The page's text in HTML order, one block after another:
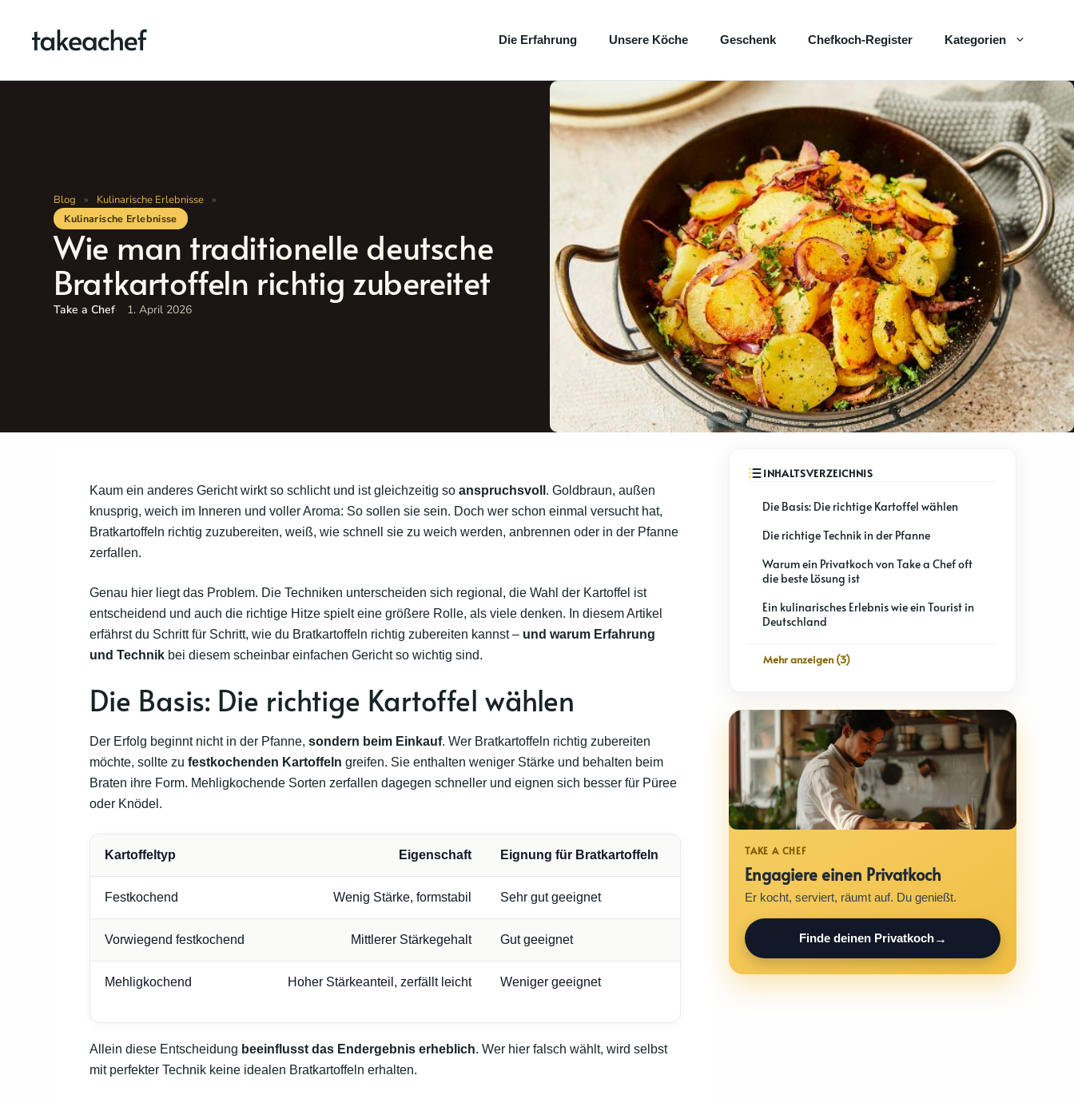
springen
Die Erfahrung Unsere Köche Geschenk Chefkoch-Register Kategorien
Blog » Kulinarische Erlebnisse »
Kulinarische Erlebnisse
Wie man traditionelle deutsche
Bratkartoffeln richtig zubereitet
Take a Chef 1. April 2026
Kaum ein anderes Gericht wirkt so schlicht und ist gleichzeitig so anspruchsvoll . Goldbraun, außen
knusprig, weich im Inneren und voller Aroma: So sollen sie sein. Doch wer schon einmal versucht hat,
Bratkartoffeln richtig zuzubereiten, weiß, wie schnell sie zu weich werden, anbrennen oder in der Pfanne
zerfallen.
Genau hier liegt das Problem. Die Techniken unterscheiden sich regional, die Wahl der Kartoffel ist
entscheidend und auch die richtige Hitze spielt eine größere Rolle, als viele denken. In diesem Artikel
erfährst du Schritt für Schritt, wie du Bratkartoffeln richtig zubereiten kannst – und warum Erfahrung
und Technik bei diesem scheinbar einfachen Gericht so wichtig sind.
Die Basis: Die richtige Kartoffel wählen
Der Erfolg beginnt nicht in der Pfanne, sondern beim Einkauf. Wer Bratkartoffeln richtig zubereiten
möchte, sollte zu festkochenden Kartoffeln greifen. Sie enthalten weniger Stärke und behalten beim
Braten ihre Form. Mehligkochende Sorten zerfallen dagegen schneller und eignen sich besser für Püree
oder Knödel.
Kartoffeltyp Eigenschaft Eignung für Bratkartoffeln
Festkochend Wenig Stärke, formstabil Sehr gut geeignet
Vorwiegend festkochend Mittlerer Stärkegehalt Gut geeignet
Mehligkochend Hoher Stärkeanteil, zerfällt leicht Weniger geeignet
Allein diese Entscheidung beeinflusst das Endergebnis erheblich. Wer hier falsch wählt, wird selbst
mit perfekter Technik keine idealen Bratkartoffeln erhalten.
Die Basis: Die richtige Kartoffel wählen
Die richtige Technik in der Pfanne
Warum ein Privatkoch von Take a Chef oft
die beste Lösung ist
​​Ein kulinarisches Erlebnis wie ein Tourist in
Deutschland
Mehr anzeigen (3)
Engagiere einen Privatkoch
Er kocht, serviert, räumt auf. Du genießt.
Finde deinen Privatkoch